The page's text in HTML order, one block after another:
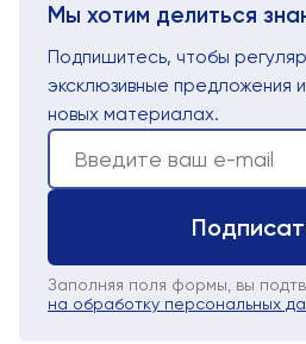
Мы хотим делиться
Подпишитесь, чтобы
эксклюзивные предложения
новых материалах.
Заполняя поля формы, вы
на обработку персональных